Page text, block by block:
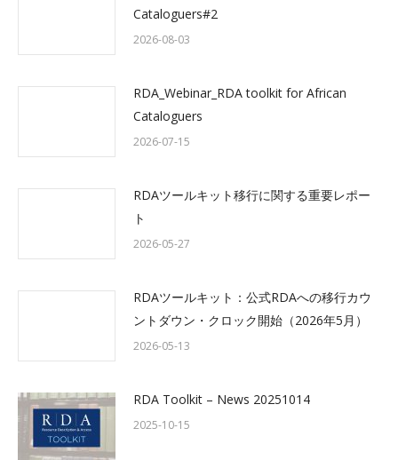
Cataloguers#2
2026-08-03
RDA_Webinar_RDA toolkit for African
Cataloguers
2026-07-15
RDAツールキット移行に関する重要レポー
ト
2026-05-27
RDAツールキット：公式RDAへの移行カウ
ントダウン・クロック開始（2026年5月）
2026-05-13
RDA Toolkit – News 20251014
2025-10-15